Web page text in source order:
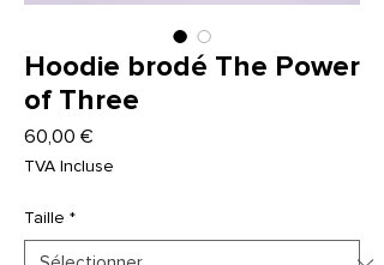
Hoodie brodé The Power
of Three
60,00 €
TVA Incluse
Taille *